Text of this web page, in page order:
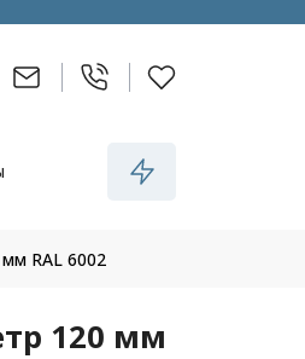
RAL 6002
120 мм